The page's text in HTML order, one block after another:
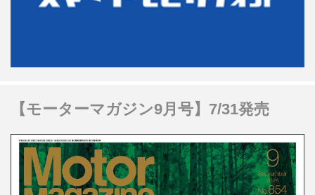
【モーターマガジン9月号】7/31発売